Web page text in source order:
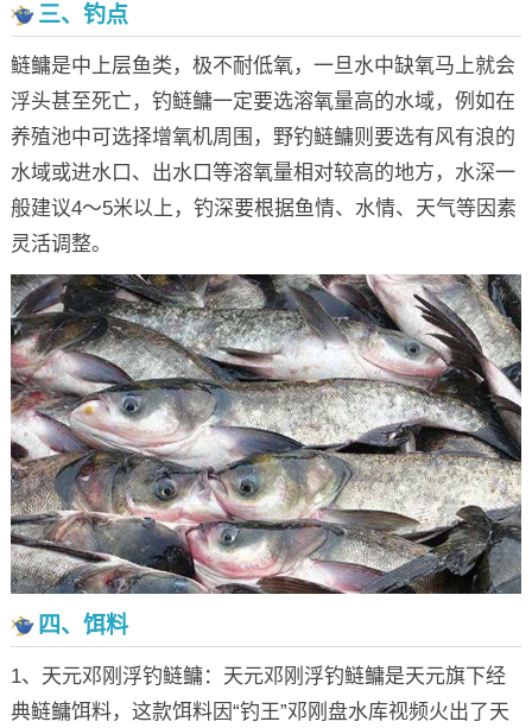
三、钓点
鲢鳙是中上层鱼类，极不耐低氧，一旦水中缺氧马上就会
浮头甚至死亡，钓鲢鳙一定要选溶氧量高的水域，例如在
养殖池中可选择增氧机周围，野钓鲢鳙则要选有风有浪的
水域或进水口、出水口等溶氧量相对较高的地方，水深一
般建议4～5米以上，钓深要根据鱼情、水情、天气等因素
灵活调整。
四、饵料
1、天元邓刚浮钓鲢鳙：天元邓刚浮钓鲢鳙是天元旗下经
典鲢鳙饵料，这款饵料因“钓王”邓刚盘水库视频火出了天